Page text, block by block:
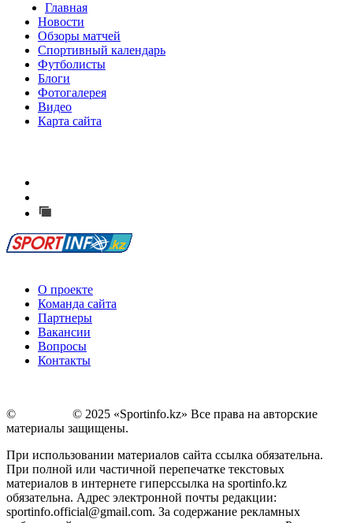
Главная
Новости
Обзоры матчей
Спортивный календарь
Футболисты
Блоги
Фотогалерея
Видео
Карта сайта
О проекте
Команда сайта
Партнеры
Вакансии
Вопросы
Контакты
©
© 2025 «Sportinfo.kz» Все права на авторские
материалы защищены.
При использовании материалов сайта ссылка обязательна.
При полной или частичной перепечатке текстовых
материалов в интернете гиперссылка на sportinfo.kz
обязательна. Адрес электронной почты редакции:
sportinfo.official@gmail.com. За содержание рекламных